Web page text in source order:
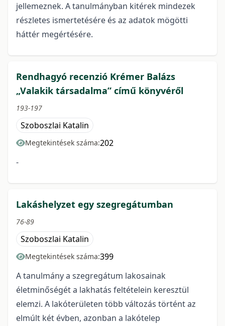
jellemeznek. A tanulmányban kitérek mindezek
részletes ismertetésére és az adatok mögötti
háttér megértésére.
Rendhagyó recenzió Krémer Balázs
„Valakik társadalma” című könyvéről
193-197
Szoboszlai Katalin
Megtekintések száma:202
-
Lakáshelyzet egy szegregátumban
76-89
Szoboszlai Katalin
Megtekintések száma:399
A tanulmány a szegregátum lakosainak
életminőségét a lakhatás feltételein keresztül
elemzi. A lakóterületen több változás történt az
elmúlt két évben, azonban a lakótelep